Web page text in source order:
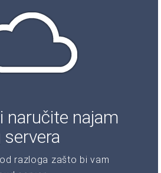
naručite najam
razloga zašto bi vam